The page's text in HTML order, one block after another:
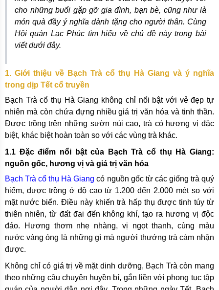
cho những buổi gặp gỡ gia đình, bạn bè, cũng như là
món quà đầy ý nghĩa dành tặng cho người thân. Cùng
Hội quán Lạc Phúc tìm hiểu về chủ đề này trong bài
viết dưới đây.
1. Giới thiệu về Bạch Trà cổ thụ Hà Giang và ý nghĩa
trong dịp Tết cổ truyền
Bạch Trà cổ thụ Hà Giang không chỉ nổi bật với vẻ đẹp tự
nhiên mà còn chứa đựng nhiều giá trị văn hóa và tinh thần.
Được trồng trên những sườn núi cao, trà có hương vị đặc
biệt, khác biệt hoàn toàn so với các vùng trà khác.
1.1 Đặc điểm nổi bật của Bạch Trà cổ thụ Hà Giang:
nguồn gốc, hương vị và giá trị văn hóa
Bạch Trà cổ thụ Hà Giang có nguồn gốc từ các giống trà quý
hiếm, được trồng ở độ cao từ 1.200 đến 2.000 mét so với
mặt nước biển. Điều này khiến trà hấp thụ được tinh túy từ
thiên nhiên, từ đất đai đến không khí, tạo ra hương vị độc
đáo. Hương thơm nhẹ nhàng, vị ngọt thanh, cùng màu
nước vàng óng là những gì mà người thưởng trà cảm nhận
được.
Không chỉ có giá trị về mặt dinh dưỡng, Bạch Trà còn mang
theo những câu chuyện huyền bí, gắn liền với phong tục tập